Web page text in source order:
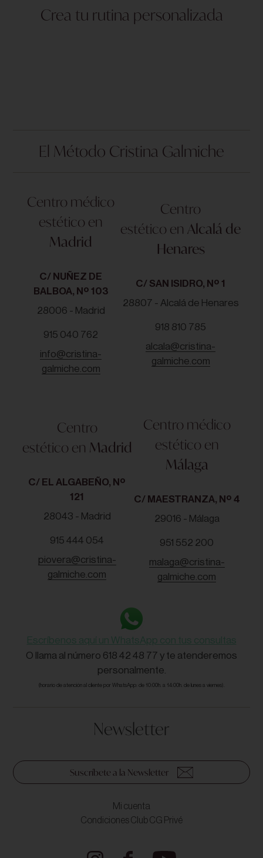
Crea tu rutina personalizada
El Método Cristina Galmiche
Centro médico
estético en
Madrid
C/ NUÑEZ DE
BALBOA, Nº 103
28006 - Madrid
915 040 762
info@cristina-
galmiche.com
Centro
estético enAlcalá de
Henares
C/ SAN ISIDRO, Nº 1
28807 - Alcalá de Henares
918 810 785
alcala@cristina-
galmiche.com
Centro
estético en Madrid
C/ EL ALGABEÑO, Nº
121
28043 - Madrid
915 444 054
piovera@cristina-
galmiche.com
Centro médico
estético en
Málaga
C/ MAESTRANZA, Nº 4
29016 - Málaga
951 552 200
malaga@cristina-
galmiche.com
Escríbenos aquí un WhatsApp con tus consultas
O llama al número 618 42 48 77 y te atenderemos
personalmente.
(horario de atención al cliente por WhatsApp: de 10:00h. a 14:00h. de lunes a viernes).
Newsletter
Suscríbete a la Newsletter
Mi cuenta
Condiciones Club CG Privé